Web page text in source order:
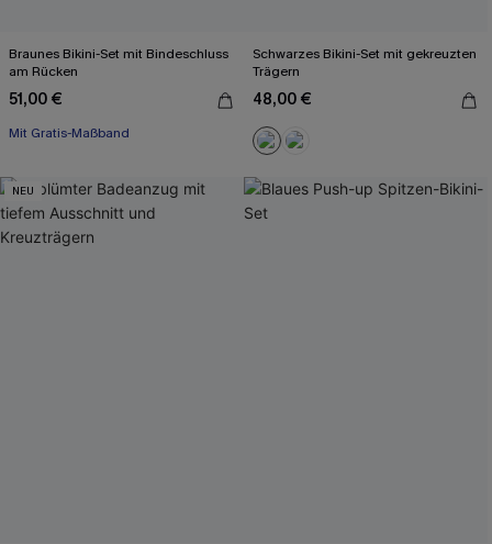
Braunes Bikini-Set mit Bindeschluss
am Rücken
51,00 €
Mit Gratis-Maßband
Schwarzes Bikini-Set mit gekreuzten
Trägern
48,00 €
NEU